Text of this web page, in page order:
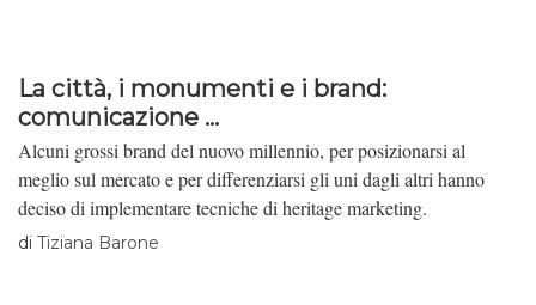
La città, i monumenti e i brand:
comunicazione ...
Alcuni grossi brand del nuovo millennio, per posizionarsi al
meglio sul mercato e per differenziarsi gli uni dagli altri hanno
deciso di implementare tecniche di heritage marketing.
di Tiziana Barone